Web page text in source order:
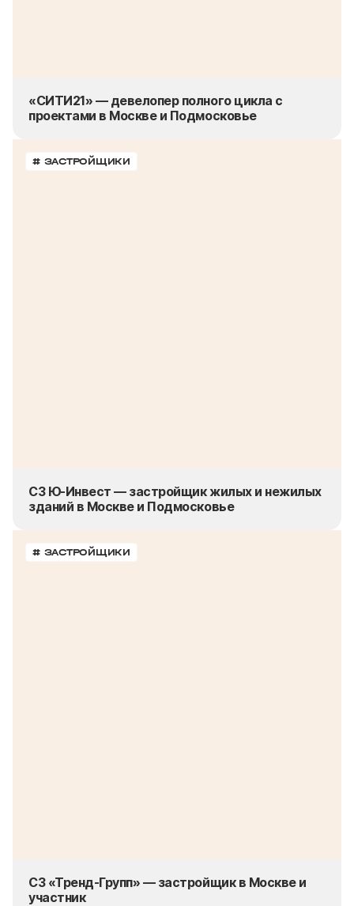
«СИТИ21» — девелопер полного цикла с
проектами в Москве и Подмосковье
# ЗАСТРОЙЩИКИ
СЗ Ю-Инвест — застройщик жилых и нежилых
зданий в Москве и Подмосковье
# ЗАСТРОЙЩИКИ
СЗ «Тренд-Групп» — застройщик в Москве и
участник